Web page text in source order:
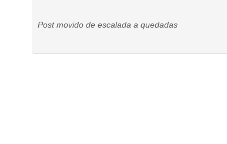
Post movido de escalada a quedadas